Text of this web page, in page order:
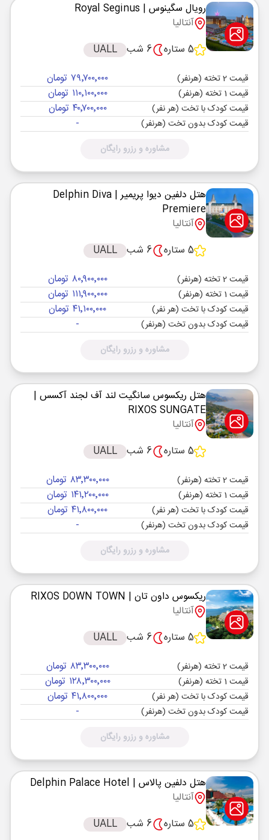
رویال سگینوس | Royal Seginus
آنتالیا
5 ستاره
6 شب UALL
قیمت 2 تخته (هرنفر) ۷۹٬۷۰۰٬۰۰۰ تومان
قیمت 1 تخته (هرنفر) ۱۱۰٬۱۰۰٬۰۰۰ تومان
قیمت کودک با تخت (هر نفر) ۴۰٬۷۰۰٬۰۰۰ تومان
قیمت کودک بدون تخت (هرنفر) -
مشاوره و رزرو رایگان
هتل دلفین دیوا پریمیر | Delphin Diva
Premiere
آنتالیا
5 ستاره
6 شب UALL
قیمت 2 تخته (هرنفر) ۸۰٬۹۰۰٬۰۰۰ تومان
قیمت 1 تخته (هرنفر) ۱۱۱٬۹۰۰٬۰۰۰ تومان
قیمت کودک با تخت (هر نفر) ۴۱٬۱۰۰٬۰۰۰ تومان
قیمت کودک بدون تخت (هرنفر) -
مشاوره و رزرو رایگان
هتل ریکسوس سانگیت لند آف لجند آکسس |
RIXOS SUNGATE
آنتالیا
5 ستاره
6 شب UALL
قیمت 2 تخته (هرنفر) ۸۳٬۳۰۰٬۰۰۰ تومان
قیمت 1 تخته (هرنفر) ۱۴۱٬۲۰۰٬۰۰۰ تومان
قیمت کودک با تخت (هر نفر) ۴۱٬۸۰۰٬۰۰۰ تومان
قیمت کودک بدون تخت (هرنفر) -
مشاوره و رزرو رایگان
ریکسوس داون تان | RIXOS DOWN TOWN
آنتالیا
5 ستاره
6 شب UALL
قیمت 2 تخته (هرنفر) ۸۳٬۳۰۰٬۰۰۰ تومان
قیمت 1 تخته (هرنفر) ۱۲۸٬۳۰۰٬۰۰۰ تومان
قیمت کودک با تخت (هر نفر) ۴۱٬۸۰۰٬۰۰۰ تومان
قیمت کودک بدون تخت (هرنفر) -
مشاوره و رزرو رایگان
هتل دلفین پالاس | Delphin Palace Hotel
آنتالیا
5 ستاره
6 شب UALL